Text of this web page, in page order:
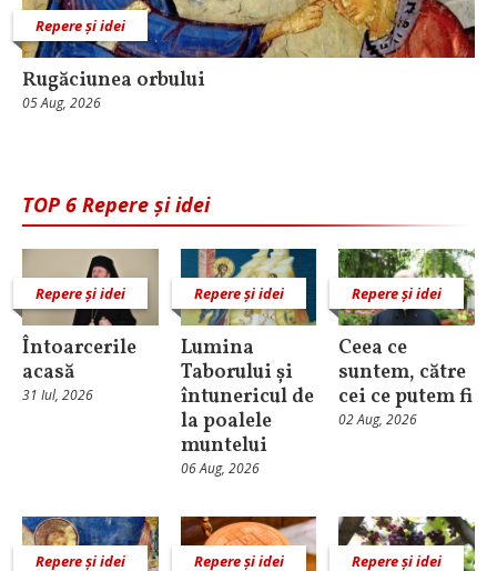
Repere și idei
Rugăciunea orbului
05 Aug, 2026
TOP 6 Repere și idei
Repere și idei
Întoarcerile
acasă
31 Iul, 2026
Repere și idei
Lumina
Taborului și
întunericul de
la poalele
muntelui
06 Aug, 2026
Repere și idei
Ceea ce
suntem, către
cei ce putem fi
02 Aug, 2026
Repere și idei Repere și idei Repere și idei